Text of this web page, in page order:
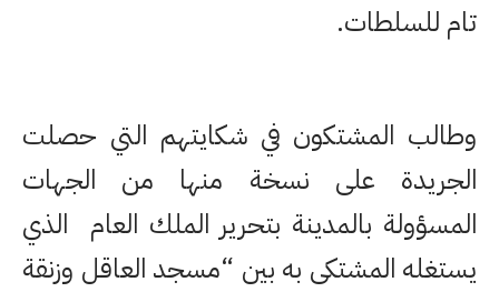
تام للسلطات.
وطالب المشتكون في شكايتهم التي حصلت
الجريدة على نسخة منها من الجهات
المسؤولة بالمدينة بتحرير الملك العام الذي
يستغله المشتكى به بين “مسجد العاقل وزنقة